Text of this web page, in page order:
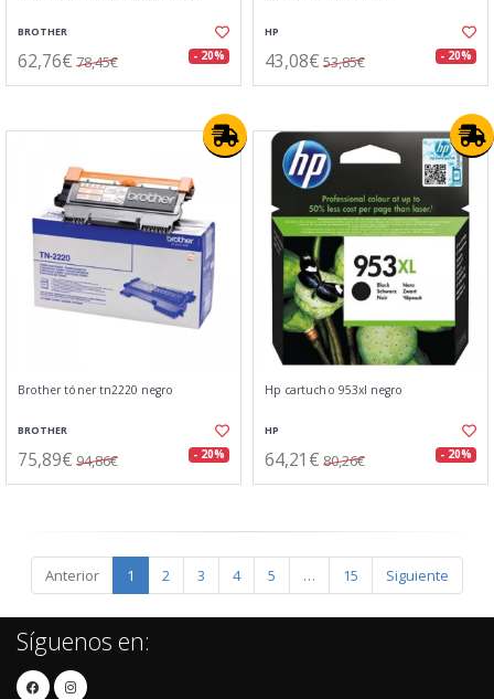
BROTHER
62,76€ 78,45€ - 20%
HP
43,08€ 53,85€ - 20%
Brother tóner tn2220 negro
BROTHER
75,89€ 94,86€ - 20%
Hp cartucho 953xl negro
HP
64,21€ 80,26€ - 20%
Anterior 1 2 3 4 5 … 15 Siguiente
Síguenos en: